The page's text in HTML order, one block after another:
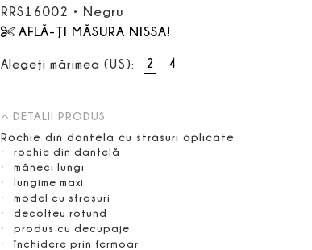
RRS16002 • Negru
AFLĂ-ŢI MĂSURA NISSA!
Alegeţi mărimea (US): 2 4
DETALII PRODUS
Rochie din dantela cu strasuri aplicate
rochie din dantelă
mâneci lungi
lungime maxi
model cu strasuri
decolteu rotund
produs cu decupaje
închidere prin fermoar